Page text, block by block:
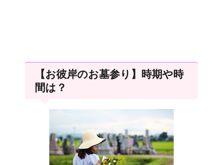
【お彼岸のお墓参り】時期や時
間は？